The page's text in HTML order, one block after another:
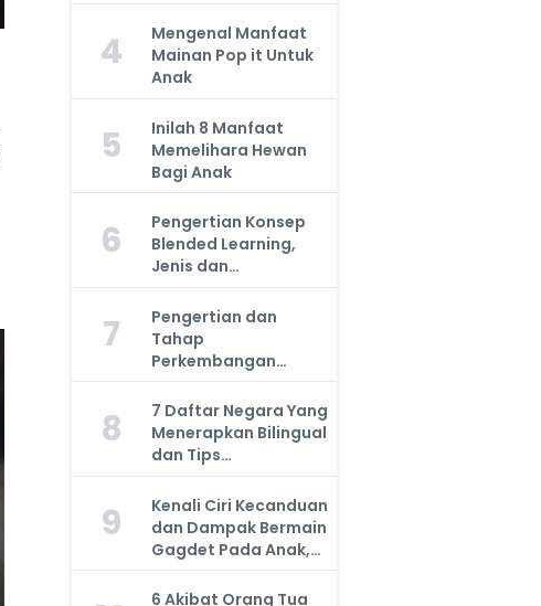
4
Mengenal Manfaat
Mainan Pop it Untuk
Anak
5
Inilah 8 Manfaat
Memelihara Hewan
Bagi Anak
6
Pengertian Konsep
Blended Learning,
Jenis dan
Manfaatnya, Anda
Harus Tahu!
7
Pengertian dan
Tahap
Perkembangan
Kemampuan Kognitif
Anak, Bunda Wajib
Tahu!
8
7 Daftar Negara Yang
Menerapkan Bilingual
dan Tips
Mengajarkan Pada
Anak
9
Kenali Ciri Kecanduan
dan Dampak Bermain
Gagdet Pada Anak,
Orang Tua Wajib
Tahu!
6 Akibat Orang Tua